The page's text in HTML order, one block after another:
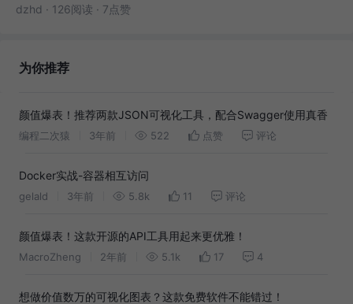
dzhd · 126阅读 · 7点赞
为你推荐
颜值爆表！推荐两款JSON可视化工具，配合Swagger使用真香
编程二次猿 3年前 522 点赞 评论
Docker实战-容器相互访问
gelald 3年前 5.8k 11 评论
颜值爆表！这款开源的API工具用起来更优雅！
MacroZheng 2年前 5.1k 17 4
想做价值数万的可视化图表？这款免费软件不能错过！